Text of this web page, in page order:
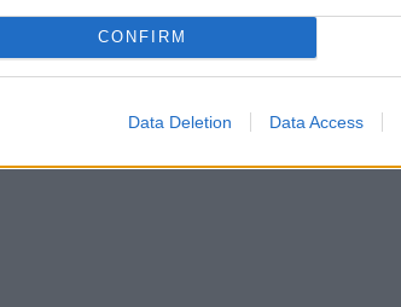
CONFIRM
Data Deletion Data Access